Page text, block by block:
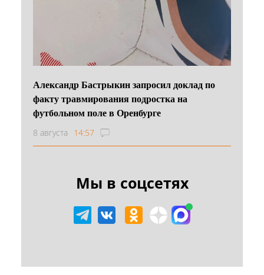
Александр Бастрыкин запросил доклад по
факту травмирования подростка на
футбольном поле в Оренбурге
8 августа 14:57
Мы в соцсетях